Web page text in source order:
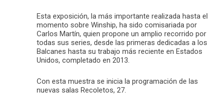
Esta exposición, la más importante realizada hasta el
momento sobre Winship, ha sido comisariada por
Carlos Martín, quien propone un amplio recorrido por
todas sus series, desde las primeras dedicadas a los
Balcanes hasta su trabajo más reciente en Estados
Unidos, completado en 2013.
Con esta muestra se inicia la programación de las
nuevas salas Recoletos, 27.